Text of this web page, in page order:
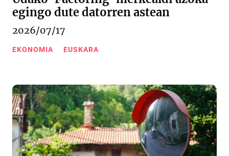
egingo dute datorren astean
2026/07/17
EKONOMIA EUSKARA